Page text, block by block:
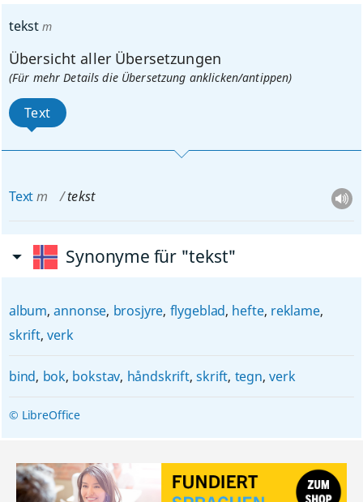
tekst m
Übersicht aller Übersetzungen
(Für mehr Details die Übersetzung anklicken/antippen)
Text
Textm tekst
Synonyme für "tekst"
album,annonse, brosjyre, flygeblad, hefte, reklame,
skrift,verk
bind, bok, bokstav, håndskrift,skrift, tegn,verk
© LibreOffice